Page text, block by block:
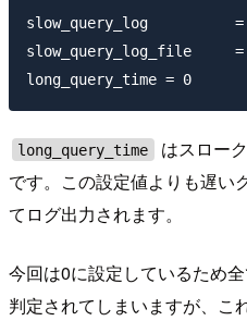
slow_query_log          =
slow_query_log_file
long_query_time
はスロー
です。この設定値よりも遅い
てログ出力されます。
今回は0に設定しているため
判定されてしまいますが、こ